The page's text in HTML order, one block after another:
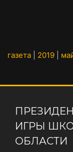
газета 2019
ИГРЫ
ОБЛАСТИ